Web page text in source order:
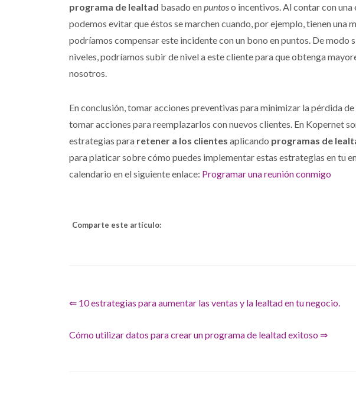
programa de lealtad basado enpuntoso incentivos. Al contar con
podemos evitar que éstos se marchen cuando, por ejemplo, tienen una
podríamos compensar este incidente con un bono en puntos. De modo
niveles, podríamos subir de nivel a este cliente para que obtenga
nosotros.
En conclusión, tomar acciones preventivas para minimizar la pérdida
tomar acciones para reemplazarlos con nuevos clientes. En Kopernet
estrategias para retener a los clientes aplicando programas de
para platicar sobre cómo puedes implementar estas estrategias en tu
calendario en el siguiente enlace: Programar una reunión conmigo
Comparte este artículo:
⇐ 10 estrategias para aumentar las ventas y la lealtad en tu negocio.
Cómo utilizar datos para crear un programa de lealtad exitoso ⇒